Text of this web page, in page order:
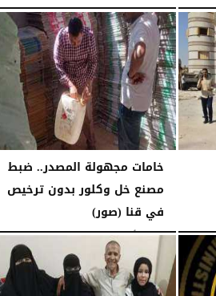
السبت، 10 يناير 2026 06:33 صـ
خامات مجهولة المصدر.. ضبط
مصنع خل وكلور بدون ترخيص
في قنا (صور)
الجمعة، 2 أغسطس 2024 01:14 صـ